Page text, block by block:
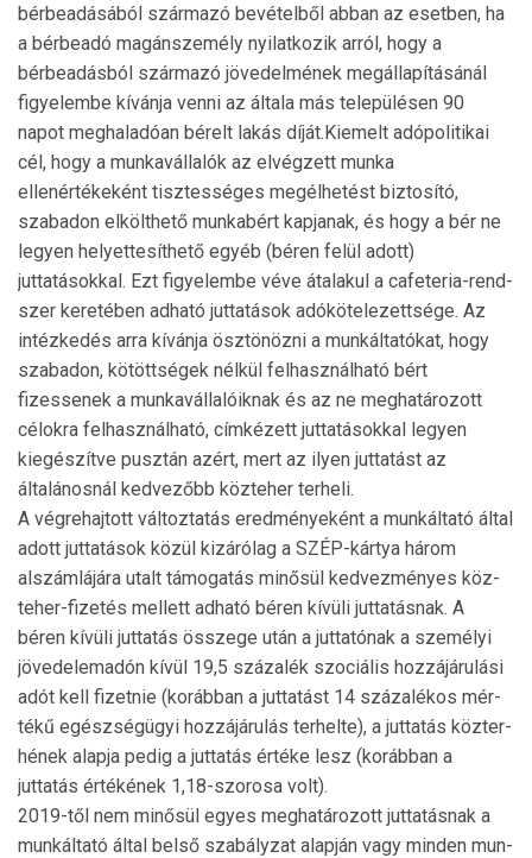
bérbeadásából származó bevételből abban az esetben, ha
a bérbeadó magánszemély nyilatkozik arról, hogy a
bérbeadásból származó jövedelmének megállapításánál
figyelembe kívánja venni az általa más településen 90
napot meghaladóan bérelt lakás díját.Kiemelt adópolitikai
cél, hogy a munkavállalók az elvégzett munka
ellenértékeként tisztességes megélhetést biztosító,
szabadon elkölthető munkabért kapjanak, és hogy a bér ne
legyen helyettesíthető egyéb (béren felül adott)
juttatásokkal. Ezt figyelembe véve átalakul a cafeteria-rend­
szer keretében adható juttatások adókötelezettsége. Az
intézkedés arra kívánja ösztönözni a munkáltatókat, hogy
szabadon, kötöttségek nélkül felhasználható bért
fizessenek a munkavállalóiknak és az ne meghatározott
célokra felhasználható, címkézett juttatásokkal legyen
kiegészítve pusztán azért, mert az ilyen juttatást az
általánosnál ked­vezőbb közteher terheli.
A végrehajtott változtatás eredményeként a munkáltató által
adott juttatások közül kizárólag a SZÉP-kártya három
alszámlájára utalt támogatás minősül kedvezményes köz­
teher-fizetés mellett adható béren kívüli juttatásnak. A
béren kívüli juttatás összege után a juttatónak a személyi
jövedelemadón kívül 19,5 százalék szociális hozzájárulási
adót kell fizetnie (korábban a juttatást 14 százalékos mér­
tékű egészségügyi hozzájárulás terhelte), a juttatás közter­
hének alapja pedig a juttatás értéke lesz (korábban a
juttatás értékének 1,18-szorosa volt).
2019-től nem minősül egyes meghatározott juttatásnak a
munkáltató által belső szabályzat alapján vagy minden mun­